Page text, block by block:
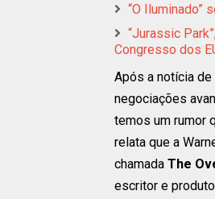
“O Iluminado”
“Jurassic
Congresso dos
Após a notícia de
negociações
temos um rumor
relata que a
chamada The
escritor e